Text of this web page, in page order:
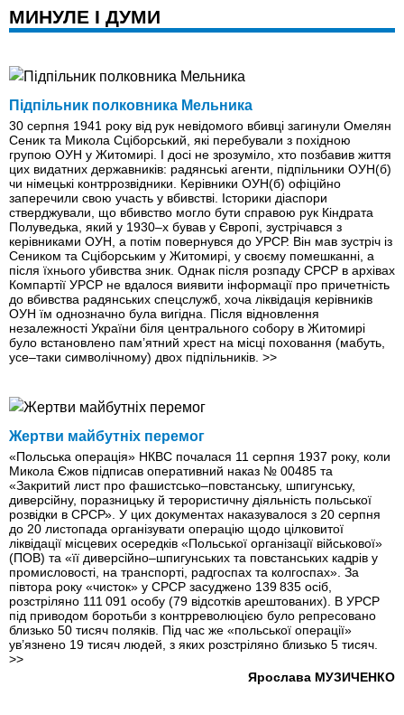
МИНУЛЕ І ДУМИ
Підпільник полковника Мельника
30 серпня 1941 року від рук невідомого вбивці загинули Омелян
Сеник та Микола Сціборський, які перебували з похідною
групою ОУН у Житомирі. І досі не зрозуміло, хто позбавив життя
цих видатних державників: радянські агенти, підпільники ОУН(б)
чи німецькі контррозвідники. Керівники ОУН(б) офіційно
заперечили свою участь у вбивстві. Історики діаспори
стверджували, що вбивство могло бути справою рук Кіндрата
Полуведька, який у 1930–х бував у Європі, зустрічався з
керівниками ОУН, а потім повернувся до УРСР. Він мав зустріч iз
Сеником та Сціборським у Житомирі, у своєму помешканні, а
після їхнього убивства зник. Однак після розпаду СРСР в архівах
Компартії УРСР не вдалося виявити інформації про причетність
до вбивства радянських спецслужб, хоча ліквідація керівників
ОУН їм однозначно була вигідна. Після відновлення
незалежності України біля центрального собору в Житомирі
було встановлено пам’ятний хрест на місці поховання (мабуть,
усе–таки символічному) двох підпільників. >>
Жертви майбутніх перемог
«Польська операція» НКВС почалася 11 серпня 1937 року, коли
Микола Єжов підписав оперативний наказ № 00485 та
«Закритий лист про фашистсько–повстанську, шпигунську,
диверсійну, поразницьку й терористичну діяльність польської
розвідки в СРСР». У цих документах наказувалося з 20 серпня
до 20 листопада організувати операцію щодо цілковитої
ліквідації місцевих осередків «Польської організації військової»
(ПОВ) та «її диверсійно–шпигунських та повстанських кадрів у
промисловості, на транспорті, радгоспах та колгоспах». За
півтора року «чисток» у СРСР засуджено 139 835 осіб,
розстріляно 111 091 особу (79 відсотків арештованих). В УРСР
під приводом боротьби з контрреволюцією було репресовано
близько 50 тисяч поляків. Пiд час же «польської операції»
ув’язнено 19 тисяч людей, з яких розстріляно близько 5 тисяч.
>>
Ярослава МУЗИЧЕНКО